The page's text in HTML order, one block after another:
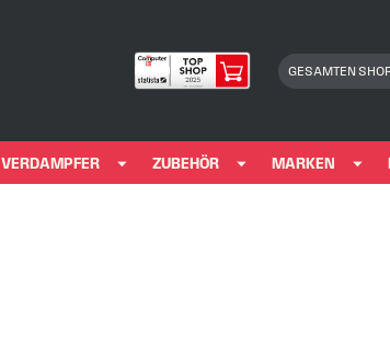
VERDAMPFER ZUBEHÖR MARKEN